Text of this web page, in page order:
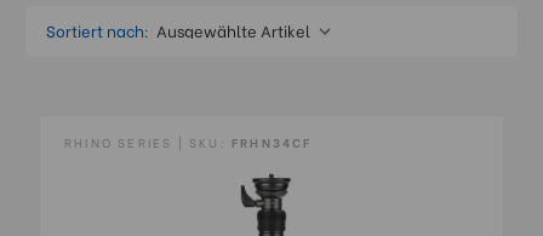
Sortiert nach:
RHINO SERIES | SKU: FRHN34CF